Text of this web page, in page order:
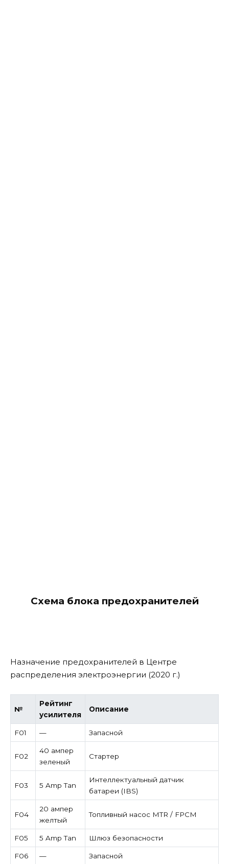
Схема блока предохранителей
Назначение предохранителей в Центре
распределения электроэнергии (2020 г.)
№
Рейтинг
усилителя
Описание
F01 — Запасной
F02
40 ампер
зеленый
Стартер
F03 5 Amp Tan
Интеллектуальный датчик
батареи (IBS)
F04
20 ампер
желтый
Топливный насос MTR / FPCM
F05 5 Amp Tan Шлюз безопасности
F06 — Запасной